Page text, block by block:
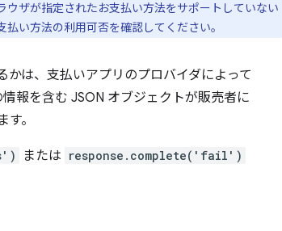
ザが指定されたお支払い方法をサポートしていない
払い方法の利用可否を確認してください。
は、支払いアプリのプロバイダによって
報を含む JSON オブジェクトが販売者に
。
または response.complete('fail')